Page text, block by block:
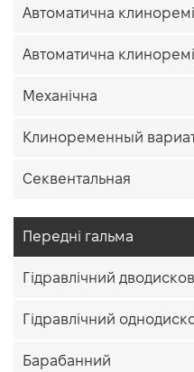
Автоматична
Автоматична
Механічна
Клиноременный
Секвентальная
Передні гальма
Гідравлічний
Гідравлічний
Барабанний